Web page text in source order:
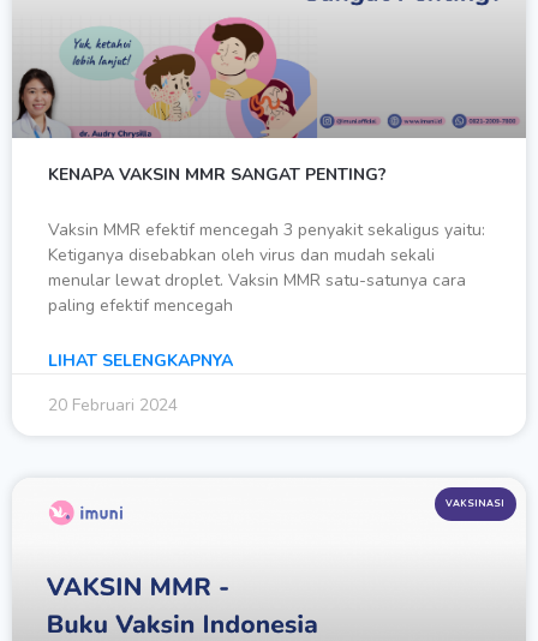
KENAPA VAKSIN MMR SANGAT PENTING?
Vaksin MMR efektif mencegah 3 penyakit sekaligus yaitu:
Ketiganya disebabkan oleh virus dan mudah sekali
menular lewat droplet. Vaksin MMR satu-satunya cara
paling efektif mencegah
LIHAT SELENGKAPNYA
20 Februari 2024
VAKSINASI